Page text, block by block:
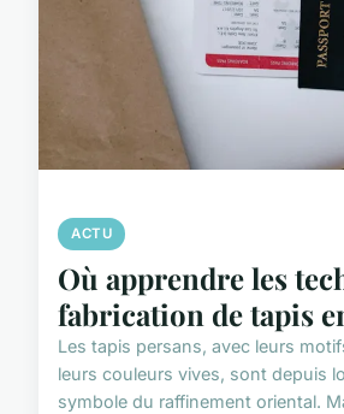
ACTU
Où apprendre les
fabrication de tapis
Les tapis persans, avec leurs
leurs couleurs vives, sont depuis
symbole du raffinement oriental.